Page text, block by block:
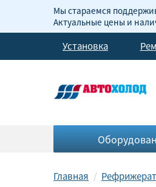
Мы стараемся
Актуальные цены и
Установка
Главная